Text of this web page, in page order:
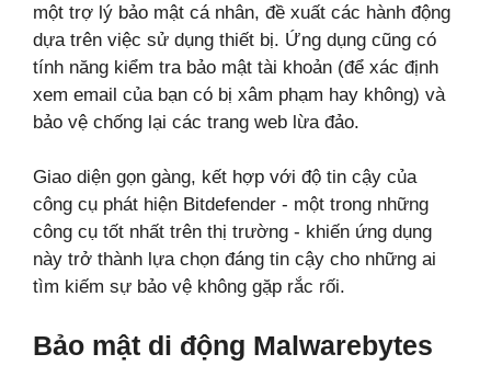
một trợ lý bảo mật cá nhân, đề xuất các hành động
dựa trên việc sử dụng thiết bị. Ứng dụng cũng có
tính năng kiểm tra bảo mật tài khoản (để xác định
xem email của bạn có bị xâm phạm hay không) và
bảo vệ chống lại các trang web lừa đảo.
Giao diện gọn gàng, kết hợp với độ tin cậy của
công cụ phát hiện Bitdefender - một trong những
công cụ tốt nhất trên thị trường - khiến ứng dụng
này trở thành lựa chọn đáng tin cậy cho những ai
tìm kiếm sự bảo vệ không gặp rắc rối.
Bảo mật di động Malwarebytes